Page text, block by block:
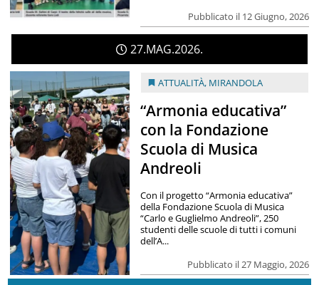
Pubblicato il 12 Giugno, 2026
27 MAG 2026
ATTUALITÀ, MIRANDOLA
“Armonia educativa”
con la Fondazione
Scuola di Musica
Andreoli
Pubblicato il 27 Maggio, 2026
Con il progetto “Armonia educativa”
della Fondazione Scuola di Musica
“Carlo e Guglielmo Andreoli”, 250
studenti delle scuole di tutti i comuni
dell’A...